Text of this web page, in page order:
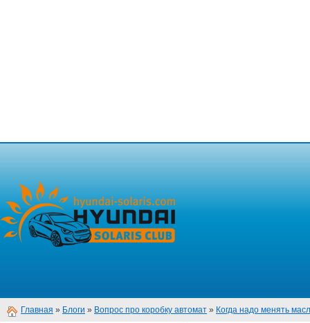
Главная » Блоги » Вопрос про коробку автомат » Когда надо менять